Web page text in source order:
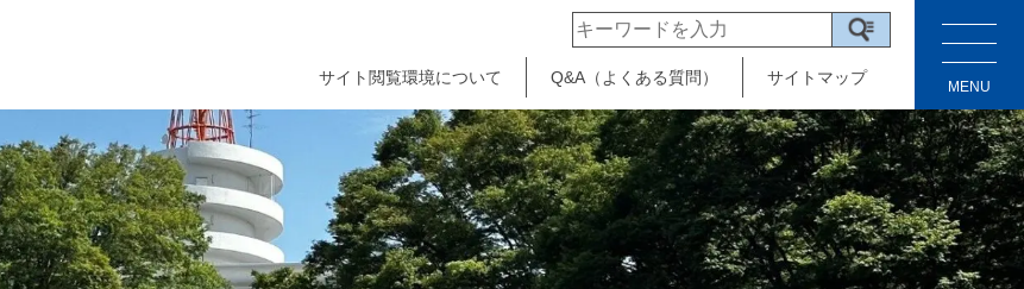
サイト閲覧環境について Q&A（よくある質問） サイトマップ